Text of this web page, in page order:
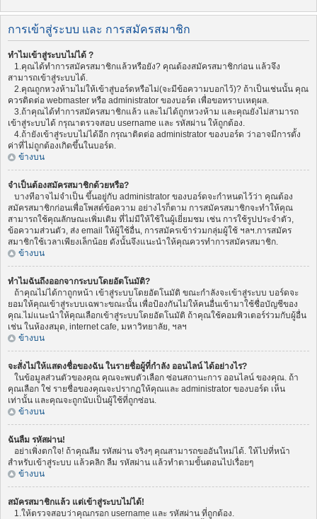
การเข้าสู่ระบบ และ การสมัครสมาชิก
ทำไมเข้าสู่ระบบไม่ได้ ?
1.คุณได้ทำการสมัครสมาชิกแล้วหรือยัง? คุณต้องสมัครสมาชิกก่อน แล้วจึง
สามารถเข้าสู่ระบบได้.
2.คุณถูกหวงห้ามไม่ให้เข้าสู่บอร์ดหรือไม่(จะมีข้อความบอกไว้)? ถ้าเป็นเช่นนั้น คุณ
ควรติดต่อ webmaster หรือ administrator ของบอร์ด เพื่อขอทราบเหตุผล.
3.ถ้าคุณได้ทำการสมัครสมาชิกแล้ว และไม่ได้ถูกหวงห้าม และคุณยังไม่สามารถ
เข้าสู่ระบบได้ กรุณาตรวจสอบ username และ รหัสผ่าน ให้ถูกต้อง.
4.ถ้ายังเข้าสู่ระบบไม่ได้อีก กรุณาติดต่อ administrator ของบอร์ด ว่าอาจมีการตั้ง
ค่าที่ไม่ถูกต้องเกิดขึ้นในบอร์ด.
ข้างบน
จำเป็นต้องสมัครสมาชิกด้วยหรือ?
บางทีอาจไม่จำเป็น ขึ้นอยู่กับ administrator ของบอร์ดจะกำหนดไว้ว่า คุณต้อง
สมัครสมาชิกก่อนเพื่อโพสต์ข้อความ อย่างไรก็ตาม การสมัครสมาชิกจะทำให้คุณ
สามารถใช้คุณลักษณะเพิ่มเติม ที่ไม่มีให้ใช้ในผู้เยี่ยมชม เช่น การใช้รูปประจำตัว,
ข้อความส่วนตัว, ส่ง email ให้ผู้ใช้อื่น, การสมัครเข้าร่วมกลุ่มผู้ใช้ ฯลฯ.การสมัคร
สมาชิกใช้เวลาเพียงเล็กน้อย ดังนั้นจึงแนะนำให้คุณควรทำการสมัครสมาชิก.
ข้างบน
ทำไมฉันถึงออกจากระบบโดยอัตโนมัติ?
ถ้าคุณไม่ได้กาถูกหน้า เข้าสู่ระบบโดยอัตโนมัติ ขณะกำลังจะเข้าสู่ระบบ บอร์ดจะ
ยอมให้คุณเข้าสู่ระบบเฉพาะขณะนั้น เพื่อป้องกันไม่ให้คนอื่นเข้ามาใช้ชื่อบัญชีของ
คุณ.ไม่แนะนำให้คุณเลือกเข้าสู่ระบบโดยอัตโนมัติ ถ้าคุณใช้คอมพิวเตอร์ร่วมกับผู้อื่น
เช่น ในห้องสมุด, internet cafe, มหาวิทยาลัย, ฯลฯ
ข้างบน
จะสั่งไม่ให้แสดงชื่อของฉัน ในรายชื่อผู้ที่กำลัง ออนไลน์ ได้อย่างไร?
ในข้อมูลส่วนตัวของคุณ คุณจะพบตัวเลือก ซ่อนสถานะการ ออนไลน์ ของคุณ. ถ้า
คุณเลือก ใช่ รายชื่อของคุณจะปรากฏให้คุณและ administrator ของบอร์ด เห็น
เท่านั้น และคุณจะถูกนับเป็นผู้ใช้ที่ถูกซ่อน.
ข้างบน
ฉันลืม รหัสผ่าน!
อย่าเพิ่งตกใจ! ถ้าคุณลืม รหัสผ่าน จริงๆ คุณสามารถขออันใหม่ได้. ให้ไปที่หน้า
สำหรับเข้าสู่ระบบ แล้วคลิก ลืม รหัสผ่าน แล้วทำตามขั้นตอนไปเรื่อยๆ
ข้างบน
สมัครสมาชิกแล้ว แต่เข้าสู่ระบบไม่ได้!
1.ให้ตรวจสอบว่าคุณกรอก username และ รหัสผ่าน ที่ถูกต้อง.